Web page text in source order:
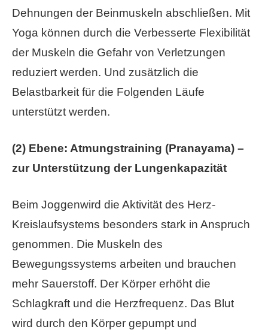
Dehnungen der Beinmuskeln abschließen. Mit
Yoga können durch die Verbesserte Flexibilität
der Muskeln die Gefahr von Verletzungen
reduziert werden. Und zusätzlich die
Belastbarkeit für die Folgenden Läufe
unterstützt werden.
(2) Ebene: Atmungstraining (Pranayama) –
zur Unterstützung der Lungenkapazität
Beim Joggenwird die Aktivität des Herz-
Kreislaufsystems besonders stark in Anspruch
genommen. Die Muskeln des
Bewegungssystems arbeiten und brauchen
mehr Sauerstoff. Der Körper erhöht die
Schlagkraft und die Herzfrequenz. Das Blut
wird durch den Körper gepumpt und